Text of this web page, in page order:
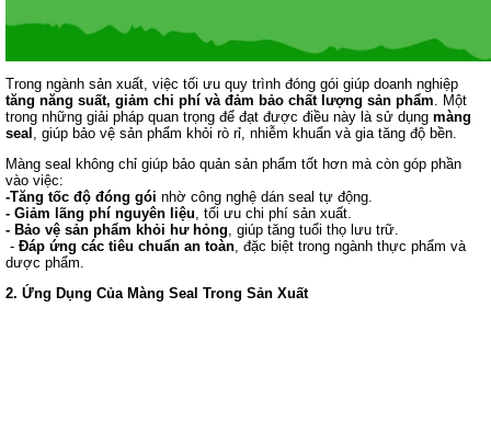
Trong ngành sản xuất, việc tối ưu quy trình đóng gói giúp doanh nghiệp
tăng năng suất, giảm chi phí và đảm bảo chất lượng sản phẩm . Một
trong những giải pháp quan trọng để đạt được điều này là sử dụng màng
seal , giúp bảo vệ sản phẩm khỏi rò rỉ, nhiễm khuẩn và gia tăng độ bền.
Màng seal không chỉ giúp bảo quản sản phẩm tốt hơn mà còn góp phần
vào việc:
-Tăng tốc độ đóng gói nhờ công nghệ dán seal tự động.
- Giảm lãng phí nguyên liệu , tối ưu chi phí sản xuất.
- Bảo vệ sản phẩm khỏi hư hỏng , giúp tăng tuổi thọ lưu trữ.
- Đáp ứng các tiêu chuẩn an toàn , đặc biệt trong ngành thực phẩm và
dược phẩm.
2. Ứng Dụng Của Màng Seal Trong Sản Xuất